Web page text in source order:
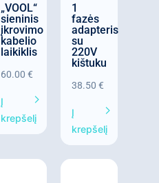
„VOOL“
sieninis
įkrovimo
kabelio
laikiklis
60.00 €
Į
krepšelį
1
fazės
adapteris
su
220V
kištuku
38.50 €
Į
krepšelį